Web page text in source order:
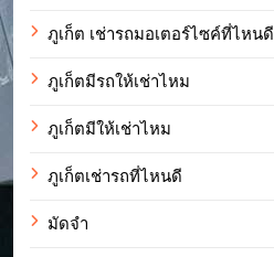
ภูเก็ต เช่ารถมอเตอร์ไซค์ที่ไหนดี
ภูเก็ตมีรถให้เช่าไหม
ภูเก็ตมีให้เช่าไหม
ภูเก็ตเช่ารถที่ไหนดี
มัดจำ